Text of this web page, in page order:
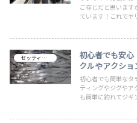
ご存じだと思います
ています！これで
セッティング
初心者でも安
クルやアクシ
初心者でも簡単なタ
ティングやジグやア
も簡単に釣れてジギ